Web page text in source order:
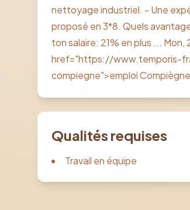
nettoyage industriel. - Une
proposé en 3*8. Quels
ton salaire: 21% en plus ...
href="https://www.temporis-
compiegne">emploi
Qualités requises
Travail en équipe